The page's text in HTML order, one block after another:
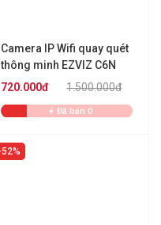
Camera IP Wifi quay quét
thông minh EZVIZ C6N
4MP
1.500.000đ
720.000đ
Đã bán 0
52%